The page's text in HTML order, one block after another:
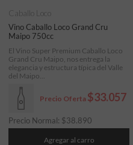
Vino Caballo Loco Grand Cru
Maipo 750cc
Precio Oferta $33.057
Precio Normal: $38.890
Caballo Loco
El Vino Super Premium Caballo Loco
Grand Cru Maipo, nos entrega la
elegancia y estructura típica del Valle
del Maipo...
Agregar al carro